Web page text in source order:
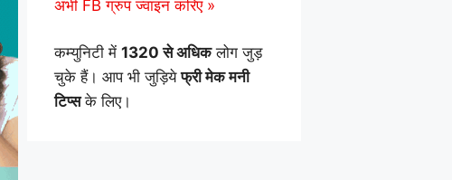
अभी FB ग्रुप ज्वाइन करिए »
कम्युनिटी में 1320 से अधिकलोग जुड़
चुके हैं। आप भी जुड़ियेफ्री मेक मनी
टिप्सके लिए।